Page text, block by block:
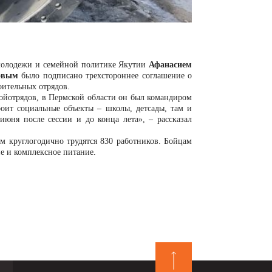
и семейной политике Якутии Афанасием
было подписано трехстороннее соглашение о
отрядов.
в Пермской области он был командиром
социальные объекты– школы, детсады, там и
июня после сессии и до конца лета»,– рассказал
трудятся 830 работников. Бойцам
и комплексное питание.